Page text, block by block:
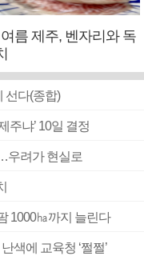
름 제주, 벤자리와 독
선다(종합)
주냐’ 10일 결정
우려가 현실로
1000㏊까지 늘린다
색에 교육청 ‘쩔쩔’